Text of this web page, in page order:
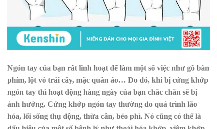
Ngón tay của bạn rất linh hoạt để làm một số việc như gõ bàn
phím, lột vỏ trái cây, mặc quần áo… Do đó, khi bị cứng khớp
ngón tay thì hoạt động hàng ngày của bạn chắc chắn sẽ bị
ảnh hưởng. Cứng khớp ngón tay thường do quá trình lão
hóa, lối sống thụ động, thừa cân, béo phì. Nó cũng có thể là